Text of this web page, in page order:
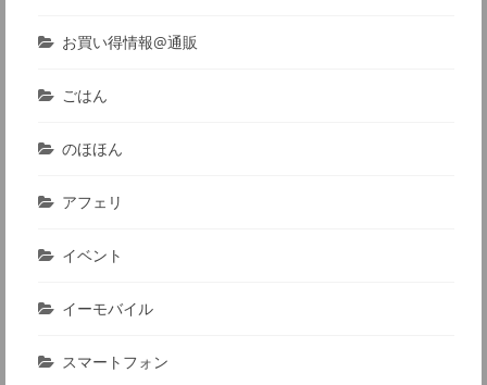
お買い得情報@通販
ごはん
のほほん
アフェリ
イベント
イーモバイル
スマートフォン